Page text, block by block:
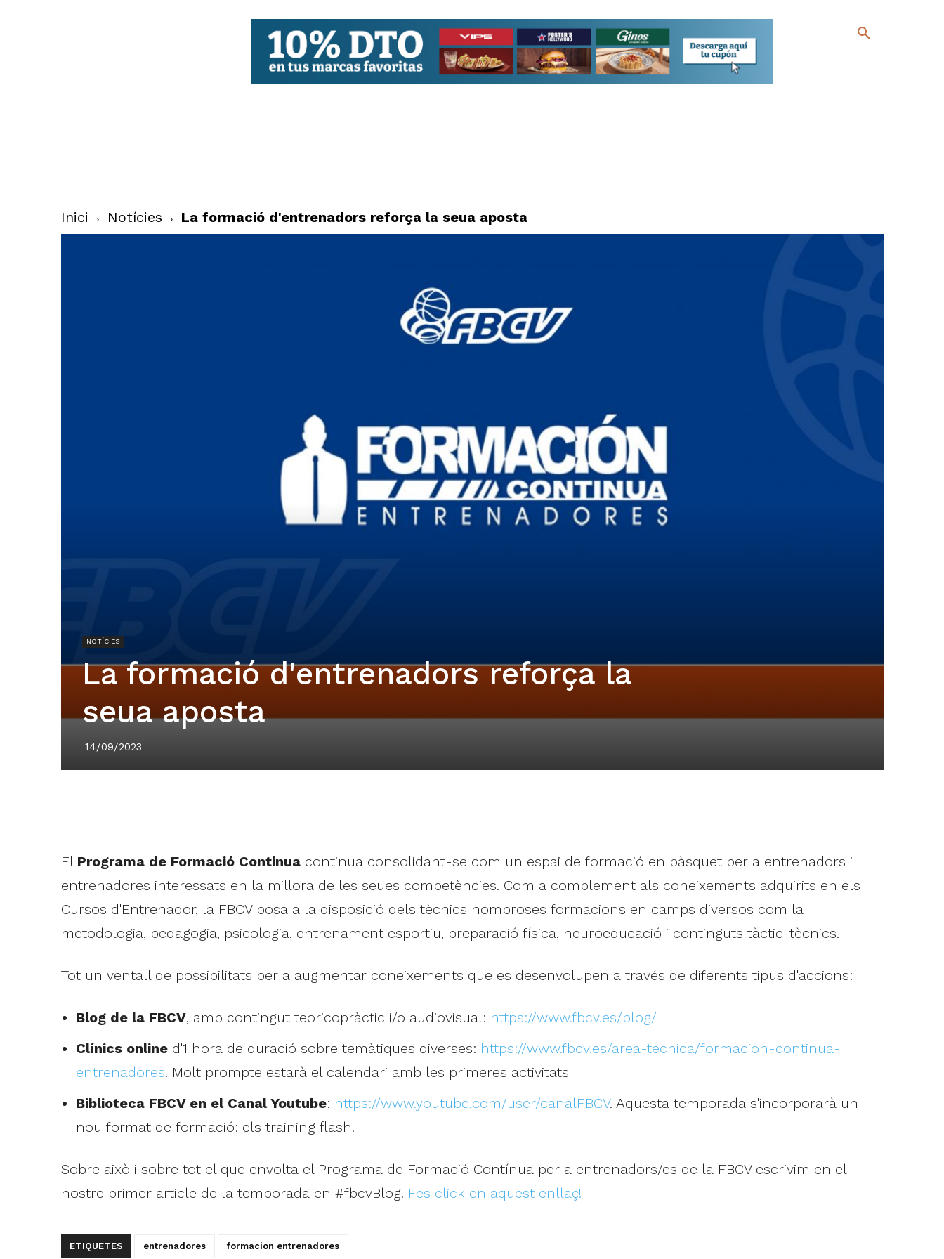
Inici Notícies La formació d'entrenadors reforça la seua aposta
NOTÍCIES
La formació d'entrenadors reforça la
seua aposta
14/09/2023
El Programa de Formació Continuacontinua consolidant-se com un espai de formació en bàsquet per a entrenadors i
entrenadores interessats en la millora de les seues competències. Com a complement als coneixements adquirits en els
Cursos d'Entrenador, la FBCV posa a la disposició dels tècnics nombroses formacions en camps diversos com la
metodologia, pedagogia, psicologia, entrenament esportiu, preparació física, neuroeducació i continguts tàctic-tècnics.
Tot un ventall de possibilitats per a augmentar coneixements que es desenvolupen a través de diferents tipus d'accions:
Blog de la FBCV, amb contingut teoricopràctic i/o audiovisual: https://www.fbcv.es/blog/
Clínics onlined'1 hora de duració sobre temàtiques diverses: https://www.fbcv.es/area-tecnica/formacion-continua-
entrenadores. Molt prompte estarà el calendari amb les primeres activitats
Biblioteca FBCV en el Canal Youtube: https://www.youtube.com/user/canalFBCV. Aquesta temporada s'incorporarà un
nou format de formació: els training flash.
Sobre això i sobre tot el que envolta el Programa de Formació Contínua per a entrenadors/es de la FBCV escrivim en el
nostre primer article de la temporada en #fbcvBlog. Fes click en aquest enllaç!
ETIQUETES entrenadores formacion entrenadores